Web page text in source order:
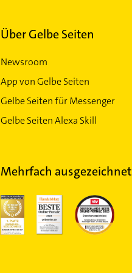
Über Gelbe Seiten
Newsroom
App von Gelbe Seiten
Gelbe Seiten für Messenger
Gelbe Seiten Alexa Skill
Mehrfach ausgezeichnet